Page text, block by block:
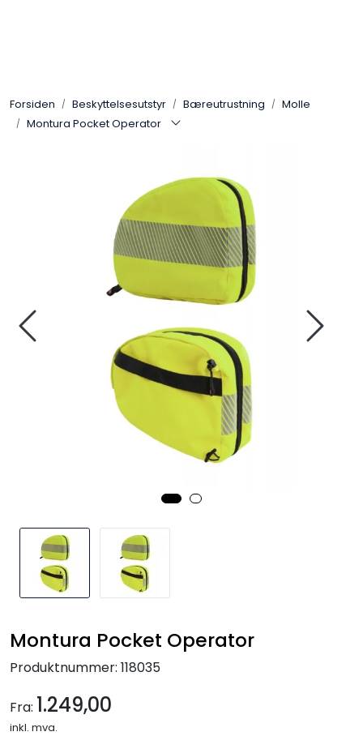
Forsiden Beskyttelsesutstyr Bæreutrustning
Molle
Montura Pocket Operator
Montura Pocket Operator
Produktnummer: 118035
Fra: 1.249,00
inkl. mva.
Bekledning
Beskyttelsesutstyr
Bagger og sekker
Outlet